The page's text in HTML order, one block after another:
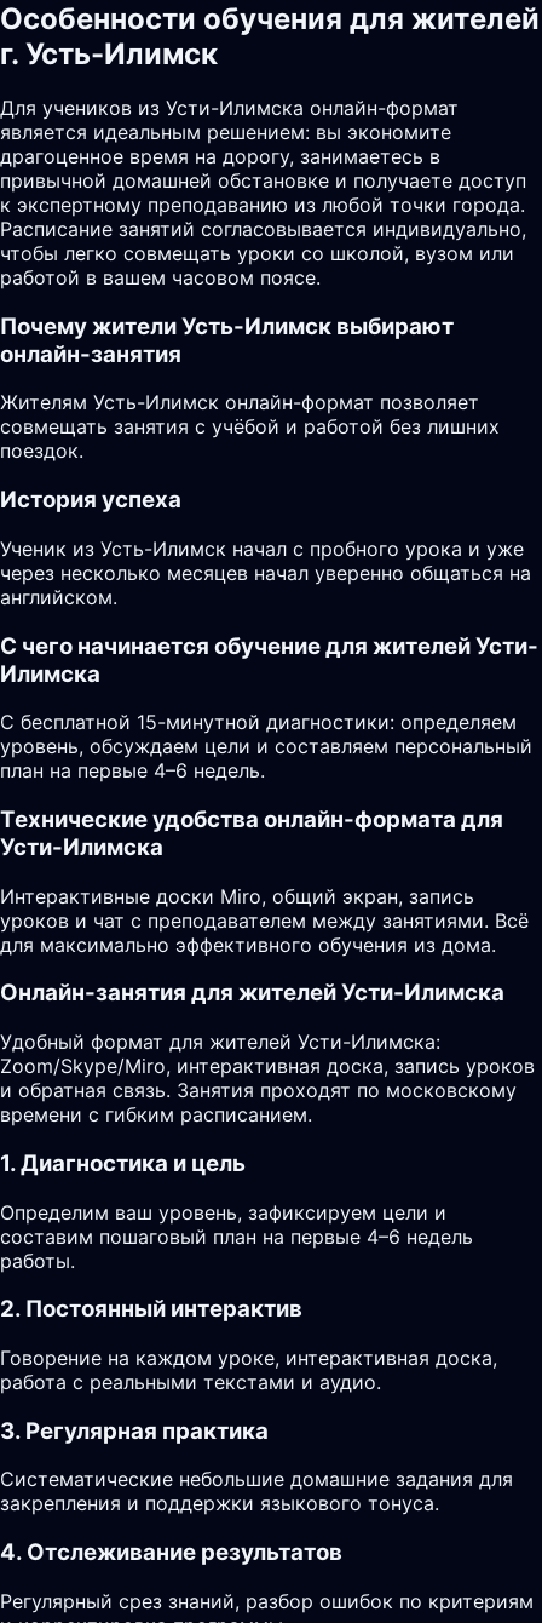
Особенности обучения для жителей
г. Усть-Илимск
Для учеников из Усти-Илимска онлайн-формат
является идеальным решением: вы экономите
драгоценное время на дорогу, занимаетесь в
привычной домашней обстановке и получаете доступ
к экспертному преподаванию из любой точки города.
Расписание занятий согласовывается индивидуально,
чтобы легко совмещать уроки со школой, вузом или
работой в вашем часовом поясе.
Почему жителиУсть-Илимск выбирают
онлайн-занятия
Жителям Усть-Илимск онлайн-формат позволяет
совмещать занятия с учёбой и работой без лишних
поездок.
История успеха
Ученик из Усть-Илимск начал с пробного урока и уже
через несколько месяцев начал уверенно общаться на
английском.
С чего начинается обучение для жителей Усти-
Илимска
С бесплатной 15-минутной диагностики: определяем
уровень, обсуждаем цели и составляем персональный
план на первые 4–6 недель.
Технические удобства онлайн-формата для
Усти-Илимска
Интерактивные доски Miro, общий экран, запись
уроков и чат с преподавателем между занятиями. Всё
для максимально эффективного обучения из дома.
Онлайн-занятия для жителей Усти-Илимска
Удобный формат для жителей Усти-Илимска:
Zoom/Skype/Miro, интерактивная доска, запись уроков
и обратная связь. Занятия проходят по московскому
времени с гибким расписанием.
1. Диагностика и цель
Определим ваш уровень, зафиксируем цели и
составим пошаговый план на первые 4–6 недель
работы.
2. Постоянный интерактив
Говорение на каждом уроке, интерактивная доска,
работа с реальными текстами и аудио.
3. Регулярная практика
Систематические небольшие домашние задания для
закрепления и поддержки языкового тонуса.
4. Отслеживание результатов
Регулярный срез знаний, разбор ошибок по критериям